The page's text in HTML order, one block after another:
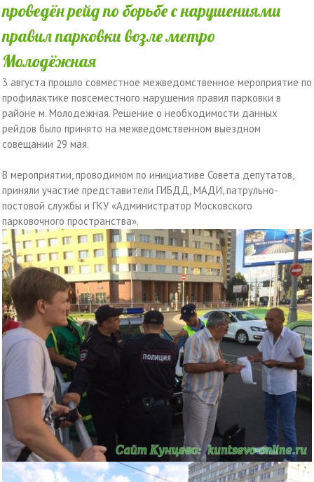
проведён рейд по борьбе с нарушениями
правил парковки возле метро
Молодёжная
3 августа прошло совместное межведомственное мероприятие по
профилактике повсеместного нарушения правил парковки в
районе м. Молодежная. Решение о необходимости данных
рейдов было принято на межведомственном выездном
совещании 29 мая.
В мероприятии, проводимом по инициативе Совета депутатов,
приняли участие представители ГИБДД, МАДИ, патрульно-
постовой службы и ГКУ «Администратор Московского
парковочного пространства».